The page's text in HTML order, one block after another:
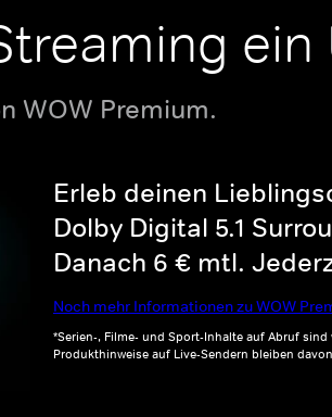
ein
WOW Premium.
Erleb deinen
Dolby Digital 5.1
Danach 6 € mtl.
Noch mehr Informationen zu WOW
*Serien-, Filme- und Sport-Inhalte auf Abruf
Produkthinweise auf Live-Sendern bleiben